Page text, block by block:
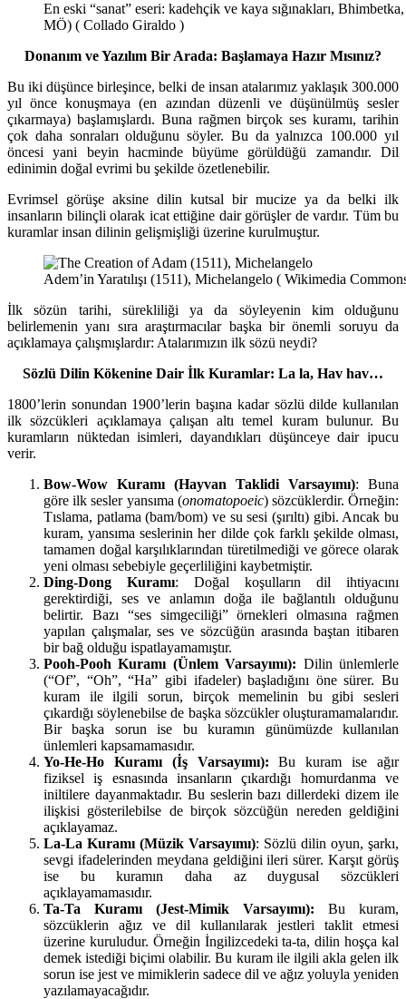
En eski “sanat” eseri: kadehçik ve kaya sığınakları,
MÖ) ( Collado Giraldo )
Donanım ve Yazılım Bir Arada: Başlamaya Hazır Mısınız?
Bu iki düşünce birleşince, belki de insan atalarımız yaklaşık 300.000
yıl önce konuşmaya (en azından düzenli ve düşünülmüş sesler
çıkarmaya) başlamışlardı. Buna rağmen birçok ses kuramı, tarihin
çok daha sonraları olduğunu söyler. Bu da yalnızca 100.000 yıl
öncesi yani beyin hacminde büyüme görüldüğü zamandır. Dil
edinimin doğal evrimi bu şekilde özetlenebilir.
Evrimsel görüşe aksine dilin kutsal bir mucize ya da belki ilk
insanların bilinçli olarak icat ettiğine dair görüşler de vardır. Tüm bu
kuramlar insan dilinin gelişmişliği üzerine kurulmuştur.
Adem’in Yaratılışı (1511), Michelangelo ( Wikimedia
İlk sözün tarihi, sürekliliği ya da söyleyenin kim olduğunu
belirlemenin yanı sıra araştırmacılar başka bir önemli soruyu da
açıklamaya çalışmışlardır: Atalarımızın ilk sözü neydi?
Sözlü Dilin Kökenine Dair İlk Kuramlar: La la, Hav hav…
1800’lerin sonundan 1900’lerin başına kadar sözlü dilde kullanılan
ilk sözcükleri açıklamaya çalışan altı temel kuram bulunur. Bu
kuramların nüktedan isimleri, dayandıkları düşünceye dair ipucu
verir.
Bow-Wow Kuramı (Hayvan Taklidi Varsayımı): Buna
göre ilk sesler yansıma (onomatopoeic) sözcüklerdir. Örneğin:
Tıslama, patlama (bam/bom) ve su sesi (şırıltı) gibi. Ancak bu
kuram, yansıma seslerinin her dilde çok farklı şekilde olması,
tamamen doğal karşılıklarından türetilmediği ve görece olarak
yeni olması sebebiyle geçerliliğini kaybetmiştir.
Ding-Dong Kuramı: Doğal koşulların dil ihtiyacını
gerektirdiği, ses ve anlamın doğa ile bağlantılı olduğunu
belirtir. Bazı “ses simgeciliği” örnekleri olmasına rağmen
yapılan çalışmalar, ses ve sözcüğün arasında baştan itibaren
bir bağ olduğu ispatlayamamıştır.
Pooh-Pooh Kuramı (Ünlem Varsayımı): Dilin ünlemlerle
(“Of”, “Oh”, “Ha” gibi ifadeler) başladığını öne sürer. Bu
kuram ile ilgili sorun, birçok memelinin bu gibi sesleri
çıkardığı söylenebilse de başka sözcükler oluşturamamalarıdır.
Bir başka sorun ise bu kuramın günümüzde kullanılan
ünlemleri kapsamamasıdır.
Yo-He-Ho Kuramı (İş Varsayımı): Bu kuram ise ağır
fiziksel iş esnasında insanların çıkardığı homurdanma ve
iniltilere dayanmaktadır. Bu seslerin bazı dillerdeki dizem ile
ilişkisi gösterilebilse de birçok sözcüğün nereden geldiğini
açıklayamaz.
La-La Kuramı (Müzik Varsayımı): Sözlü dilin oyun, şarkı,
sevgi ifadelerinden meydana geldiğini ileri sürer. Karşıt görüş
ise bu kuramın daha az duygusal sözcükleri
açıklayamamasıdır.
Ta-Ta Kuramı (Jest-Mimik Varsayımı): Bu kuram,
sözcüklerin ağız ve dil kullanılarak jestleri taklit etmesi
üzerine kuruludur. Örneğin İngilizcedeki ta-ta, dilin hoşça kal
demek istediği biçimi olabilir. Bu kuram ile ilgili akla gelen ilk
sorun ise jest ve mimiklerin sadece dil ve ağız yoluyla yeniden
yazılamayacağıdır.